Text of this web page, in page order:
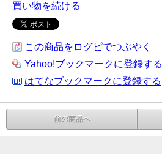
買い物を続ける
この商品をログピでつぶやく
Yahoo!ブックマークに登録する
はてなブックマークに登録する
前の商品へ